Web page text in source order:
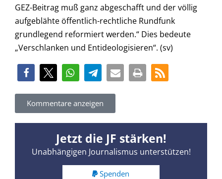
GEZ-Beitrag muß ganz abgeschafft und der völlig
aufgeblähte öffentlich-rechtliche Rundfunk
grundlegend reformiert werden.“ Dies bedeute
„Verschlanken und Entideologisieren“. (sv)
Kommentare anzeigen
Jetzt die JF stärken!
Unabhängigen Journalismus unterstützen!
Spenden